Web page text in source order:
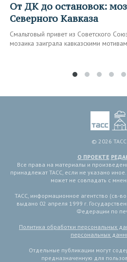
От ДК до остановок: мозаичное наследие
Северного Кавказа
Смальтовый привет из Советского
мозаика заиграла кавказскими
© 2026 ТАСС
О ПРОЕКТЕ
Все права на материалы и
принадлежат ТАСС, если не указано
может не совпадать с
ТАСС, информационное агентство (св-
выдано 02 апреля 1999 г.
Федерации по
Политика обработки персональных
персональных
Отдельные публикации могут
предназначенную для